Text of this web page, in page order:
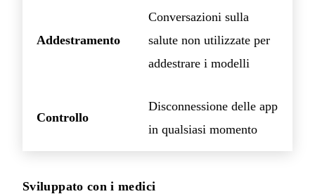
Addestramento
Conversazioni sulla
salute non utilizzate per
addestrare i modelli
Controllo
Disconnessione delle app
in qualsiasi momento
Sviluppato con i medici